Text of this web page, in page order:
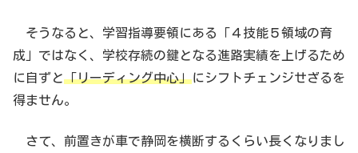
そうなると、学習指導要領にある「４技能５領域の育
成」ではなく、学校存続の鍵となる進路実績を上げるため
に自ずと「リーディング中心」にシフトチェンジせざるを
得ません。
さて、前置きが車で静岡を横断するくらい長くなりまし